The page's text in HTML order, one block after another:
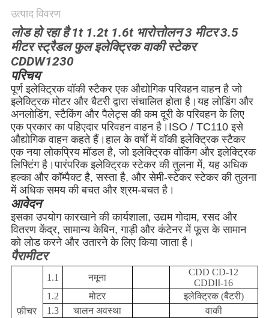
PRIVACY
POLICY
उत्पाद विवरण
लोड हो रहा है 1t 1.2t 1.6t भारोत्तोलन 3 मीटर 3.5
मीटर स्ट्रैडल फुल इलेक्ट्रिक वाकी स्टेकर
CDDW1230
परिचय
पूर्ण इलेक्ट्रिक वॉकी स्टैकर एक औद्योगिक परिवहन वाहन है जो
इलेक्ट्रिक मोटर और बैटरी द्वारा संचालित होता है।यह लोडिंग और
अनलोडिंग, स्टैकिंग और पैलेट्स की कम दूरी के परिवहन के लिए
एक प्रकार का पहिएदार परिवहन वाहन है।ISO / TC110 इसे
औद्योगिक वाहन कहते हैं।हाल के वर्षों में वॉकी इलेक्ट्रिक स्टैकर
एक नया लोकप्रिय मॉडल है, जो इलेक्ट्रिक वॉकिंग और इलेक्ट्रिक
लिफ्टिंग है।पारंपरिक इलेक्ट्रिक स्टेकर की तुलना में, यह अधिक
हल्का और कॉम्पैक्ट है, सस्ता है, और सेमी-स्टेकर स्टेकर की तुलना
में अधिक समय की बचत और श्रम-बचत है।
आवेदन
इसका उपयोग कारखाने की कार्यशाला, उद्यम गोदाम, रसद और
वितरण केंद्र, सामान्य केबिन, गाड़ी और कंटेनर में फूस के सामान
को लोड करने और उतारने के लिए किया जाता है।
पैरामीटर
फ़ीचर
1.1 नमूना
CDD CD-12
CDDⅡ-16
1.2
मोटर
इलेक्ट्रिक (बैटरी)
1.3
चालन अवस्था
वाकी